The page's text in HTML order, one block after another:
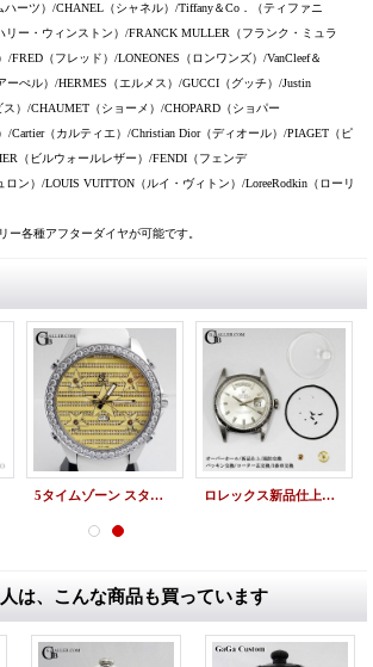
ハーツ）/CHANEL（シャネル）/Tiffany＆Co．（ティファニ
リー・ウィンストン）/FRANCK MULLER（フランク・ミュラ
FRED（フレッド）/LONEONES（ロンワンズ）/VanCleef＆
ーぺル）/HERMES（エルメス）/GUCCI（グッチ）/Justin
）/CHAUMET（ショーメ）/CHOPARD（ショパー
/Cartier（カルティエ）/Christian Dior（ディオール）/PIAGET（ピ
（ビルウォールレザー）/FENDI（フェンデ
ロン）/LOUIS VUITTON（ルイ・ヴィトン）/LoreeRodkin（ローリ
各種アフターダイヤが可能です。
5タイムゾーン スターダイヤル アフターダイヤ JACOB&COカスタム ロレックス新品仕上げ デイデイト 36mm 1803 18KWG ケース磨き加工
は、こんな商品も買っています